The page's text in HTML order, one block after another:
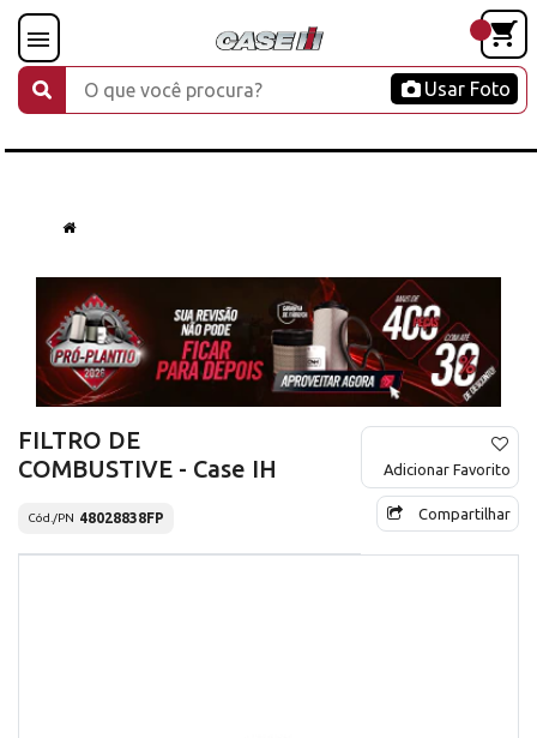
Usar Foto
FILTRO DE
COMBUSTIVE - Case IH
Cód./PN 48028838FP
Adicionar Favorito
Compartilhar